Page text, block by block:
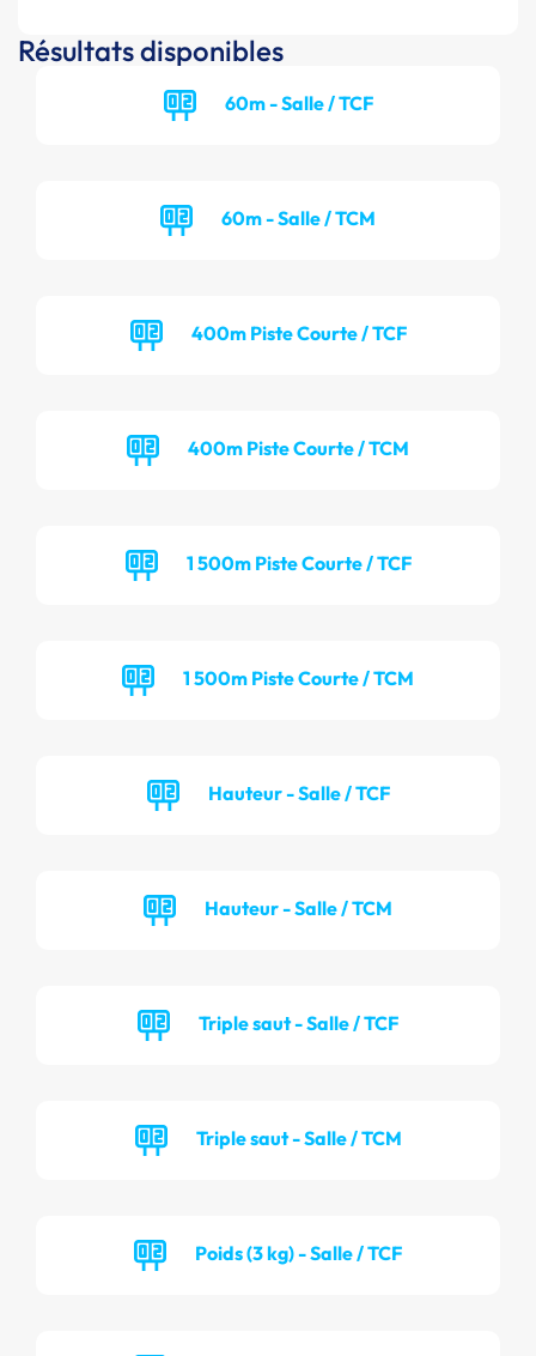
Résultats disponibles
60m - Salle / TCF
60m - Salle / TCM
400m Piste Courte / TCF
400m Piste Courte / TCM
1 500m Piste Courte / TCF
1 500m Piste Courte / TCM
Hauteur - Salle / TCF
Hauteur - Salle / TCM
Triple saut - Salle / TCF
Triple saut - Salle / TCM
Poids (3 kg) - Salle / TCF